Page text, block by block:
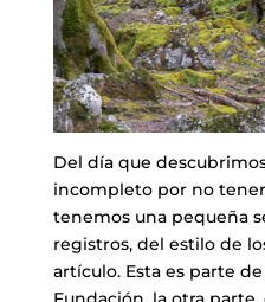
Del día que
incompleto por no
tenemos una pequeña
registros, del estilo de
artículo. Esta es parte